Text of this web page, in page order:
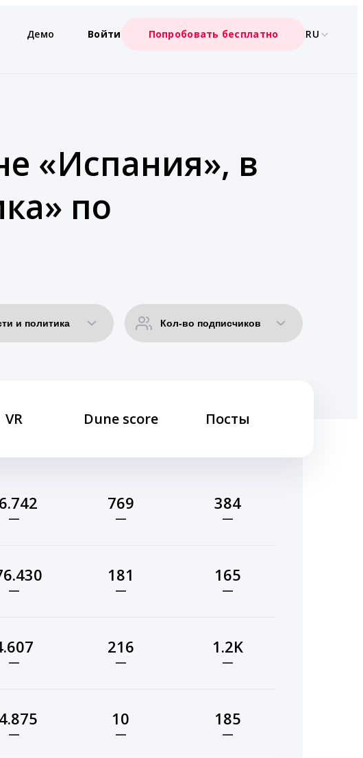
Демо Войти Попробовать бесплатно RU
«Испания», в
по
VR Dune score Посты
—
769
—
384
—
—
181
—
165
—
—
216
—
1.2K
—
—
10
—
185
—